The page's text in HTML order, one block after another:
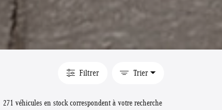
Filtrer Trier
271 véhicules en stock correspondent à votre recherche